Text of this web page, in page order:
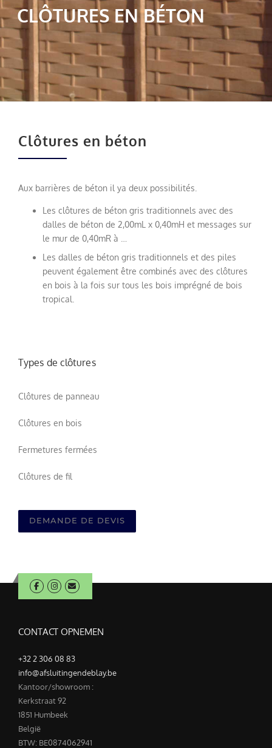
CLÔTURES EN BÉTON
Clôtures en béton
Aux barrières de béton il ya deux possibilités
Les clôtures de béton gris traditionnels avec des
dalles de béton de 2,00mL x 0,40mH et messages sur
le mur de 0,40mR à
Les dalles de béton gris traditionnels et des piles
peuvent également être combinés avec des clôtures
en bois à la fois sur tous les bois imprégné de bois
tropical
Types de clôtures
Clôtures de panneau
Clôtures en bois
Fermetures fermées
Clôtures de fil
DEMANDE DE DEVIS
CONTACT OPNEMEN
+32 2 306 08 83
info@afsluitingendeblay.be
Kantoor/showroom :
Kerkstraat 92
1851 Humbeek
België
BTW: BE0874062941